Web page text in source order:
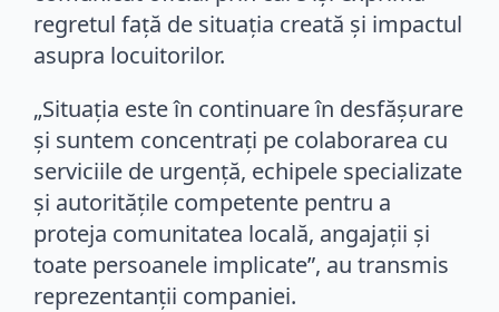
regretul față de situația creată și impactul
asupra locuitorilor.
„Situația este în continuare în desfășurare
și suntem concentrați pe colaborarea cu
serviciile de urgență, echipele specializate
și autoritățile competente pentru a
proteja comunitatea locală, angajații și
toate persoanele implicate”, au transmis
reprezentanții companiei.